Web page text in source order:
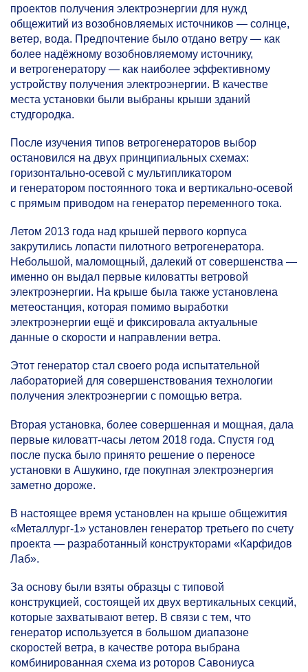
проектов получения электроэнергии для нужд
общежитий из возобновляемых источников — солнце,
ветер, вода. Предпочтение было отдано ветру — как
более надёжному возобновляемому источнику,
и ветрогенератору — как наиболее эффективному
устройству получения электроэнергии. В качестве
места установки были выбраны крыши зданий
студгородка.
После изучения типов ветрогенераторов выбор
остановился на двух принципиальных схемах:
горизонтально-осевой с мультипликатором
и генератором постоянного тока и вертикально-осевой
с прямым приводом на генератор переменного тока.
Летом 2013 года над крышей первого корпуса
закрутились лопасти пилотного ветрогенератора.
Небольшой, маломощный, далекий от совершенства —
именно он выдал первые киловатты ветровой
электроэнергии. На крыше была также установлена
метеостанция, которая помимо выработки
электроэнергии ещё и фиксировала актуальные
данные о скорости и направлении ветра.
Этот генератор стал своего рода испытательной
лабораторией для совершенствования технологии
получения электроэнергии с помощью ветра.
Вторая установка, более совершенная и мощная, дала
первые киловатт-часы летом 2018 года. Спустя год
после пуска было принято решение о переносе
установки в Ашукино, где покупная электроэнергия
заметно дороже.
В настоящее время установлен на крыше общежития
«Металлург-1» установлен генератор третьего по счету
проекта — разработанный конструкторами «Карфидов
Лаб».
За основу были взяты образцы с типовой
конструкцией, состоящей их двух вертикальных секций,
которые захватывают ветер. В связи с тем, что
генератор используется в большом диапазоне
скоростей ветра, в качестве ротора выбрана
комбинированная схема из роторов Савониуса